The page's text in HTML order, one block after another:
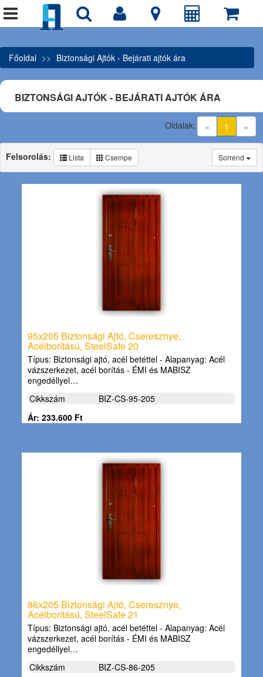
Főoldal Biztonsági Ajtók - Bejárati ajtók ára
BIZTONSÁGI AJTÓK - BEJÁRATI AJTÓK ÁRA
« 1 (current)
»
Oldalak:
Sorrend
Felsorolás: Lista Csempe
95x205 Biztonsági Ajtó, Cseresznye,
Acélborítású, SteelSafe 20
Típus: Biztonsági ajtó, acél betéttel - Alapanyag: Acél
vázszerkezet, acél borítás - ÉMI és MABISZ
engedéllyel…
Cikkszám
BIZ-CS-95-205
Ár: 233.600 Ft
86x205 Biztonsági Ajtó, Cseresznye,
Acélborítású, SteelSafe 21
Típus: Biztonsági ajtó, acél betéttel - Alapanyag: Acél
vázszerkezet, acél borítás - ÉMI és MABISZ
engedéllyel…
Cikkszám
BIZ-CS-86-205